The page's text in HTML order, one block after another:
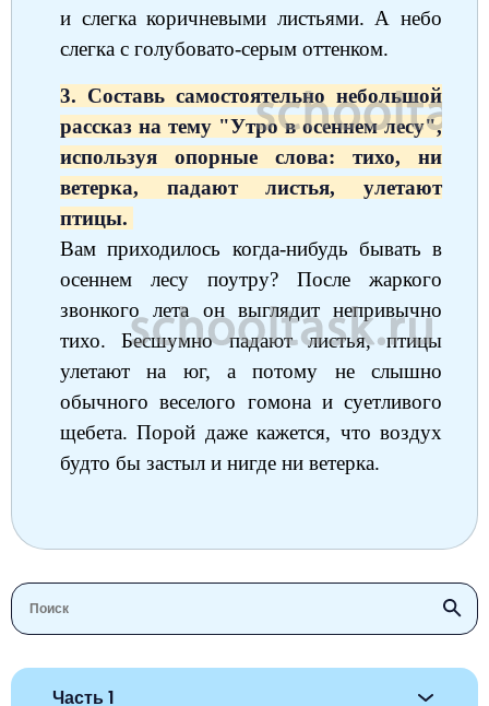
и слегка коричневыми листьями. А небо
слегка с голубовато-серым оттенком.
3. Составь самостоятельно небольшой
рассказ на тему "Утро в осеннем лесу",
используя опорные слова: тихо, ни
ветерка, падают листья, улетают
птицы.
Вам приходилось когда-нибудь бывать в
осеннем лесу поутру? После жаркого
звонкого лета он выглядит непривычно
тихо. Бесшумно падают листья, птицы
улетают на юг, а потому не слышно
обычного веселого гомона и суетливого
щебета. Порой даже кажется, что воздух
будто бы застыл и нигде ни ветерка.
Часть 1